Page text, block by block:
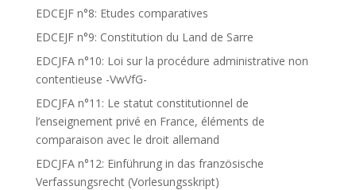
EDCEJF n°8: Etudes comparatives
EDCEJF n°9: Constitution du Land de Sarre
EDCJFA n°10: Loi sur la procédure administrative non
contentieuse -VwVfG-
EDCJFA n°11: Le statut constitutionnel de
l’enseignement privé en France, éléments de
comparaison avec le droit allemand
EDCJFA n°12: Einführung in das französische
Verfassungsrecht (Vorlesungsskript)